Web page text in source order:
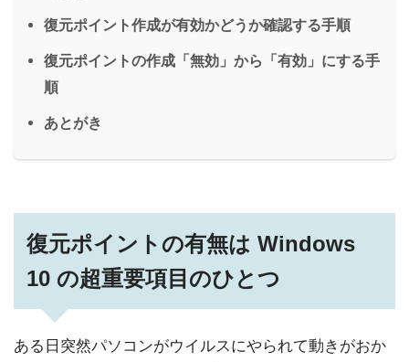
復元ポイント作成が有効かどうか確認する手順
復元ポイントの作成「無効」から「有効」にする手
順
あとがき
復元ポイントの有無は Windows
10 の超重要項目のひとつ
ある日突然パソコンがウイルスにやられて動きがおか